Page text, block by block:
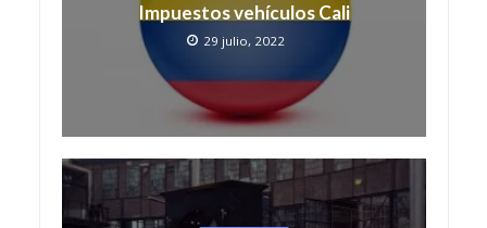
Impuestos vehículos Cali
29 julio, 2022